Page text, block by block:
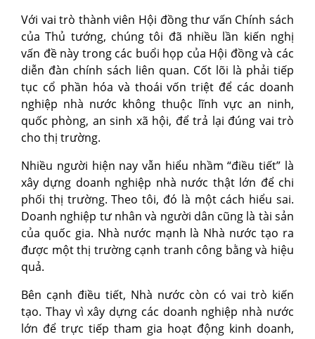
Với vai trò thành viên Hội đồng thư vấn Chính sách
của Thủ tướng, chúng tôi đã nhiều lần kiến nghị
vấn đề này trong các buổi họp của Hội đồng và các
diễn đàn chính sách liên quan. Cốt lõi là phải tiếp
tục cổ phần hóa và thoái vốn triệt để các doanh
nghiệp nhà nước không thuộc lĩnh vực an ninh,
quốc phòng, an sinh xã hội, để trả lại đúng vai trò
cho thị trường.
Nhiều người hiện nay vẫn hiểu nhầm “điều tiết” là
xây dựng doanh nghiệp nhà nước thật lớn để chi
phối thị trường. Theo tôi, đó là một cách hiểu sai.
Doanh nghiệp tư nhân và người dân cũng là tài sản
của quốc gia. Nhà nước mạnh là Nhà nước tạo ra
được một thị trường cạnh tranh công bằng và hiệu
quả.
Bên cạnh điều tiết, Nhà nước còn có vai trò kiến
tạo. Thay vì xây dựng các doanh nghiệp nhà nước
lớn để trực tiếp tham gia hoạt động kinh doanh,